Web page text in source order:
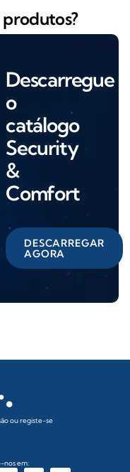
Descarregue
o
catálogo
Security
&
Comfort
DESCARREGAR
AGORA
ou registe-se
nos em: